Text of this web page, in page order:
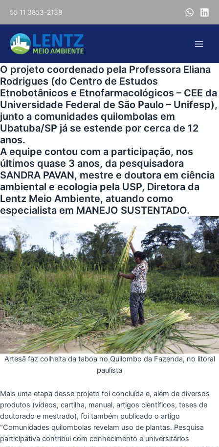
para
o
conteúdo
55 11 3853-2138
O projeto coordenado pela Professora Eliana
Rodrigues (do Centro de Estudos
Etnobotânicos e Etnofarmacológicos – CEE da
Universidade Federal de São Paulo – Unifesp),
junto a comunidades quilombolas em
Ubatuba/SP já se estende por cerca de 12
anos.
A equipe contou com a participação, nos
últimos quase 3 anos, da pesquisadora
SANDRA PAVAN, mestre e doutora em ciência
ambiental e ecologia pela USP, Diretora da
Lentz Meio Ambiente, atuando como
especialista em MANEJO SUSTENTADO.
Artesã faz colheita da taboa no Quilombo da Fazenda, no litoral
paulista
Mais uma etapa desse projeto foi concluída e, além de diversos
produtos (vídeos, cartilha, manual, artigos científicos, teses de
doutorado e mestrado), foi também publicado o artigo
“Comunidades quilombolas revelam uso de plantas. Pesquisa
participativa contribui com conhecimento e universitários